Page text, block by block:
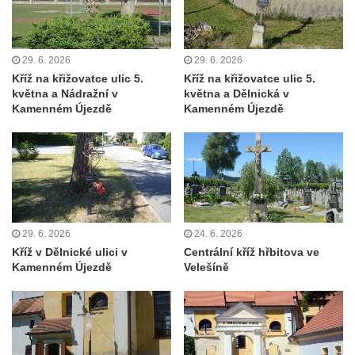
Kříž před kostelem svatých Petra a Pavla v
Růžové
Centrální kříž na starém hřbitově ve
Vilémově
Centrální kříž na novém hřbitově ve
Vilémově
Kříž u kostela Nanebevzetí Panny Marie na
křížové cestě ve Vilémově
Kříž u cesty mezi Růžovou a Kamenickou
Strání
Kříž u severní zdi kostela Nalezení svatého
Kříže ve Frýdlantu
Kříž na Křížové cestě na Křížovém vrchu ve
Frýdlantu
Centrální kříž hřbitova ve Sloupu v Čechách
Kříž u koryta náhonu na Chřibské Kamenici
29. 6. 2026
Kříž na křižovatce ulic 5.
května a Nádražní v
Kamenném Újezdě
29. 6. 2026
Kříž na křižovatce ulic 5.
května a Dělnická v
Kamenném Újezdě
29. 6. 2026
Kříž v Dělnické ulici v
Kamenném Újezdě
24. 6. 2026
Centrální kříž hřbitova ve
Velešíně